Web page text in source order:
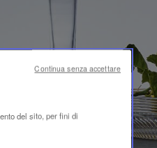
del sito, per fini di
Continua senza accettare